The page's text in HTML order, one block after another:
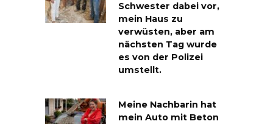
Schwester dabei vor,
mein Haus zu
verwüsten, aber am
nächsten Tag wurde
es von der Polizei
umstellt.
Meine Nachbarin hat
mein Auto mit Beton